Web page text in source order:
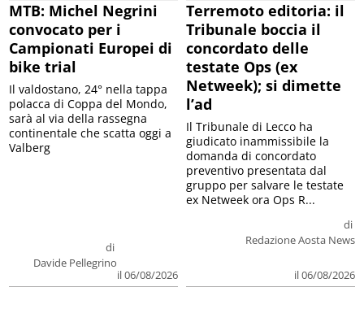
MTB: Michel Negrini
convocato per i
Campionati Europei di
bike trial
di
Davide Pellegrino
il 06/08/2026
Il valdostano, 24° nella tappa
polacca di Coppa del Mondo,
sarà al via della rassegna
continentale che scatta oggi a
Valberg
Terremoto editoria: il
Tribunale boccia il
concordato delle
testate Ops (ex
Netweek); si dimette
l’ad
di
Redazione Aosta News
il 06/08/2026
Il Tribunale di Lecco ha
giudicato inammissibile la
domanda di concordato
preventivo presentata dal
gruppo per salvare le testate
ex Netweek ora Ops R...